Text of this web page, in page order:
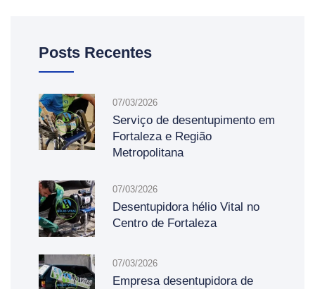
Posts Recentes
07/03/2026
Serviço de desentupimento em
Fortaleza e Região
Metropolitana
07/03/2026
Desentupidora hélio Vital no
Centro de Fortaleza
07/03/2026
Empresa desentupidora de